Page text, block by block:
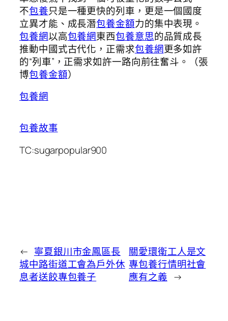
不包養只是一種更快的列車，更是一個國度
立異才能、成長潛包養金額力的集中表現。
包養網以高包養網東西包養意思的品質成長
推動中國式古代化，正需求包養網更多如許
的“列車”，正需求如許一路向前往奮斗。（張
博包養金額）
包養網
包養故事
TC:sugarpopular900
← 寧夏銀川市金鳳區長
城中路街道工會為戶外休
息者送餃專包養子
關愛環衛工人是文
專包養行情明社會
應有之義 →